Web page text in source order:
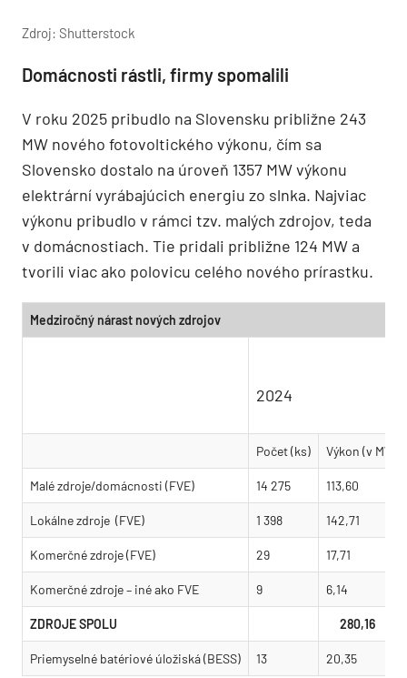
Zdroj: Shutterstock
Domácnosti rástli, firmy spomalili
V roku 2025 pribudlo na Slovensku približne 243
MW nového fotovoltického výkonu, čím sa
Slovensko dostalo na úroveň 1357 MW výkonu
elektrární vyrábajúcich energiu zo slnka. Najviac
výkonu pribudlo v rámci tzv. malých zdrojov, teda
v domácnostiach. Tie pridali približne 124 MW a
tvorili viac ako polovicu celého nového prírastku.
Medziročný nárast nových zdrojov
2024
Počet (ks) Výkon (v MW)
Malé zdroje/domácnosti (FVE) 14 275 113,60
Lokálne zdroje (FVE) 1 398 142,71
Komerčné zdroje (FVE) 29 17,71
Komerčné zdroje – iné ako FVE 9 6,14
ZDROJE SPOLU 280,16
Priemyselné batériové úložiská (BESS) 13 20,35